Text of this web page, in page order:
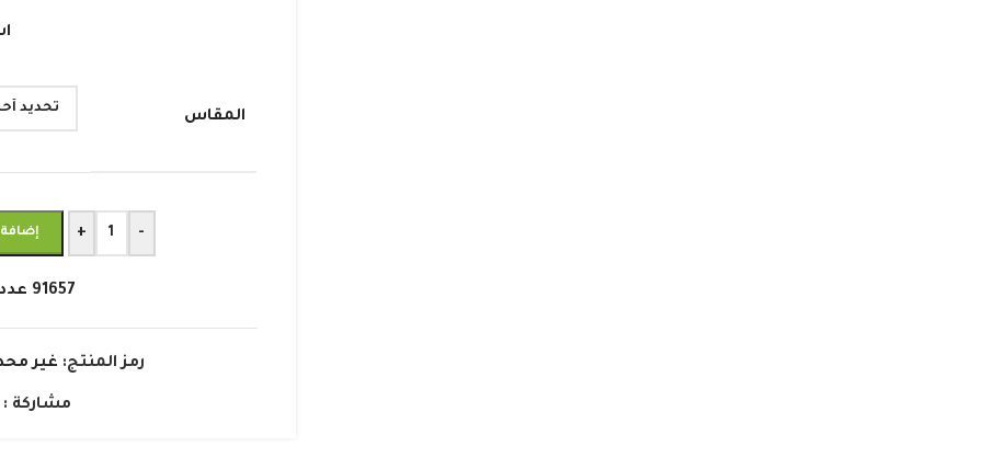
المقاس
-
+
91657
رمز المنتج: غير
مشاركة :